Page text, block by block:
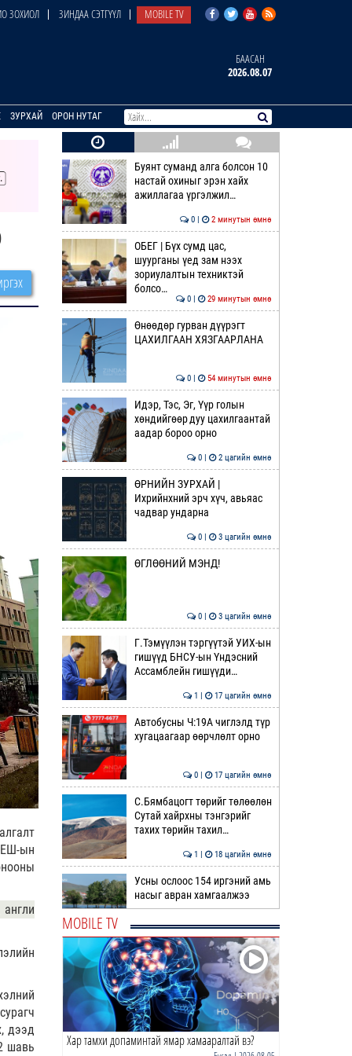
ЗОХИОЛ ЗИНДАА СЭТГҮҮЛ MOBILE TV
БААСАН
2026.08.07
ЗУРХАЙ ОРОН НУТАГ
ын
дээд
шавь
Буянт суманд алга болсон 10
настай охиныг эрэн хайх
ажиллагаа үргэлжил…
0 | 2 минутын өмнө
ОБЕГ | Бүх сумд цас,
шуурганы үед зам нээх
зориулалтын техниктэй
болсо…
0 | 29 минутын өмнө
Өнөөдөр гурван дүүрэгт
ЦАХИЛГААН ХЯЗГААРЛАНА
0 | 54 минутын өмнө
Идэр, Тэс, Эг, Үүр голын
хөндийгөөр дуу цахилгаантай
аадар бороо орно
0 | 2 цагийн өмнө
ӨРНИЙН ЗУРХАЙ |
Ихрийнхний эрч хүч, авьяас
чадвар ундарна
0 | 3 цагийн өмнө
ӨГЛӨӨНИЙ МЭНД!
0 | 3 цагийн өмнө
Г.Тэмүүлэн тэргүүтэй УИХ-ын
гишүүд БНСУ-ын Үндэсний
Ассамблейн гишүүди…
1 | 17 цагийн өмнө
Автобусны Ч:19А чиглэлд түр
хугацаагаар өөрчлөлт орно
0 | 17 цагийн өмнө
С.Бямбацогт төрийг төлөөлөн
Сутай хайрхны тэнгэрийг
тахих төрийн тахил…
1 | 18 цагийн өмнө
Усны ослоос 154 иргэний амь
насыг авран хамгаалжээ
А.Оргилмаа Жюү Жицүгийн
дэлхийн аваргаас дөрвөн
медаль хүртлээ
0 | 18 цагийн өмнө
“Хотын дарга сонсож байна”
MOBILE TV
Хар тамхи допаминтай ямар хамааралтай вэ?